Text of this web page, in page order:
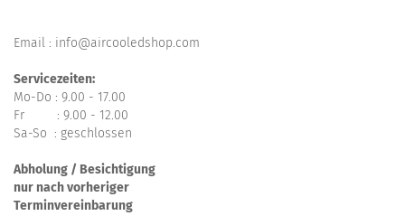
Email : info@aircooledshop.com
Servicezeiten:
Mo-Do : 9.00 - 17.00
Fr : 9.00 - 12.00
Sa-So : geschlossen
Abholung / Besichtigung
nur nach vorheriger
Terminvereinbarung